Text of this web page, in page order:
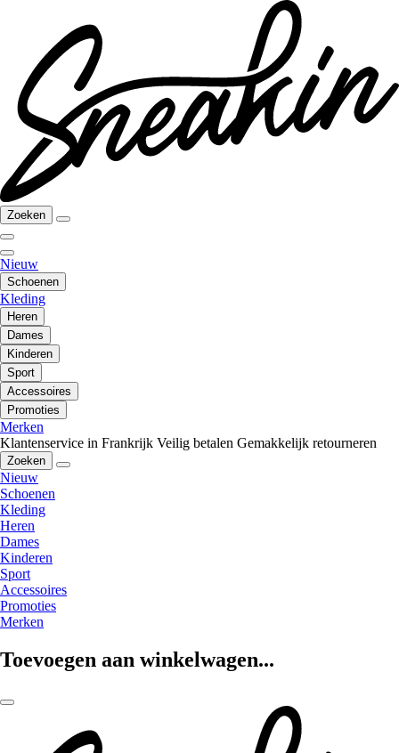
Zoeken
Nieuw
Schoenen
Kleding
Heren
Dames
Kinderen
Sport
Accessoires
Promoties
Merken
Klantenservice in Frankrijk Veilig betalen Gemakkelijk retourneren
Zoeken
Nieuw
Schoenen
Kleding
Heren
Dames
Kinderen
Sport
Accessoires
Promoties
Merken
Toevoegen aan winkelwagen...